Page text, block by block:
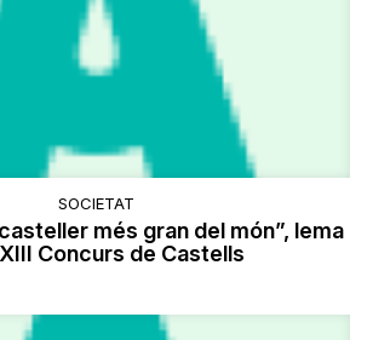
SOCIETAT
més gran del món”, lema
Concurs de Castells